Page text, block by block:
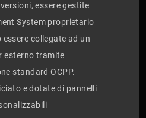
essere gestite
System proprietario
collegate ad un
esterno tramite
standard OCPP.
e dotate di pannelli